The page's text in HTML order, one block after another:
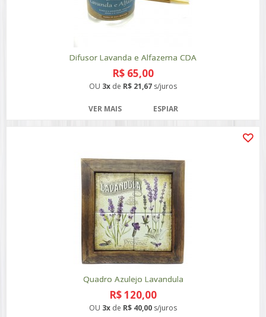
Difusor Lavanda e Alfazema CDA
R$ 65,00
OU 3x de R$ 21,67 s/juros
VER MAIS ESPIAR
Quadro Azulejo Lavandula
R$ 120,00
OU 3x de R$ 40,00 s/juros